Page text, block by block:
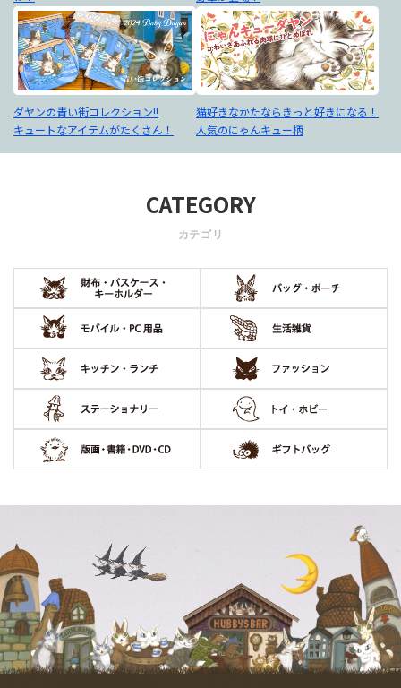
ダヤンの青い街コレクション!!
キュートなアイテムがたくさん！
猫好きなかたならきっと好きになる！
人気のにゃんキュー柄
CATEGORY
カテゴリ